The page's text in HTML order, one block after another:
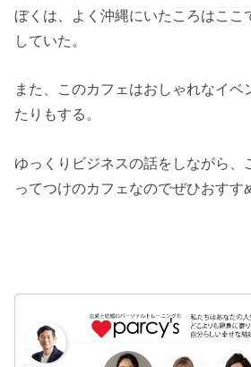
ぼくは、よく沖縄にいたころはここ
していた。
また、このカフェはおしゃれなイベ
たりもする。
ゆっくりビジネスの話をしながら、
ってつけのカフェなのでぜひおすす